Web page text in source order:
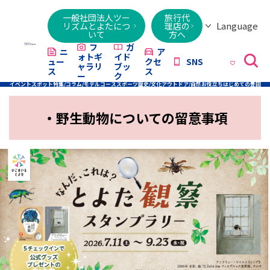
一般社団法人ツー
リズムとよたにつ
いて
旅行代
理店の
方へ
Language
Việt
ニ
ュー
ス
フ
ォトギ
ャラリ
ー
ガ
イド
ブッ
ク
ア
クセ
ス
SNS
イベントスポット特集/コラム/モデルコーススポーツ歴史/文化アウトドア/自然お役立ちはじめての豊田
・野生動物についての留意事項